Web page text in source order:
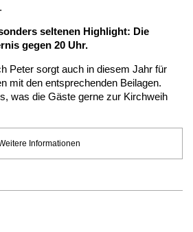
seltenen Highlight: Die
gegen 20 Uhr.
Peter sorgt auch in diesem Jahr für
mit den entsprechenden Beilagen.
was die Gäste gerne zur Kirchweih
Informationen